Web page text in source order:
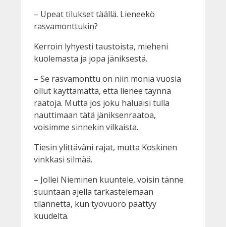
– Upeat tilukset täällä. Lieneekö
rasvamonttukin?
Kerroin lyhyesti taustoista, mieheni
kuolemasta ja jopa jäniksestä.
– Se rasvamonttu on niin monia vuosia
ollut käyttämättä, että lienee täynnä
raatoja. Mutta jos joku haluaisi tulla
nauttimaan tätä jäniksenraatoa,
voisimme sinnekin vilkaista.
Tiesin ylittäväni rajat, mutta Koskinen
vinkkasi silmää.
– Jollei Nieminen kuuntele, voisin tänne
suuntaan ajella tarkastelemaan
tilannetta, kun työvuoro päättyy
kuudelta.